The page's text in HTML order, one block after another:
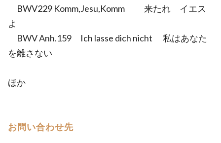
BWV229 Komm,Jesu,Komm 来たれ イエス
よ
BWV Anh.159 Ich lasse dich nicht 私はあなた
を離さない
ほか
お問い合わせ先